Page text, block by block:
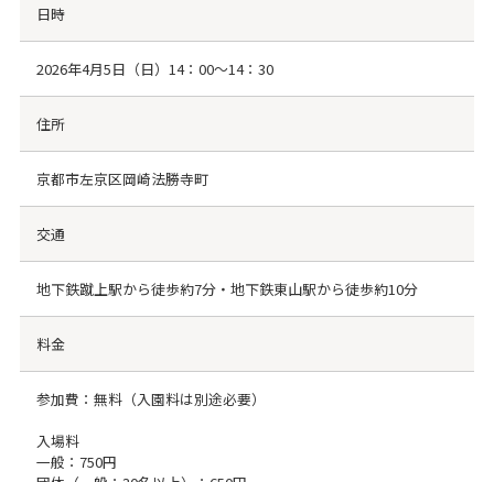
日時
2026年4月5日（日）14：00～14：30
住所
京都市左京区岡崎法勝寺町
交通
地下鉄蹴上駅から徒歩約7分・地下鉄東山駅から徒歩約10分
料金
参加費：無料（入園料は別途必要）
入場料
一般：750円